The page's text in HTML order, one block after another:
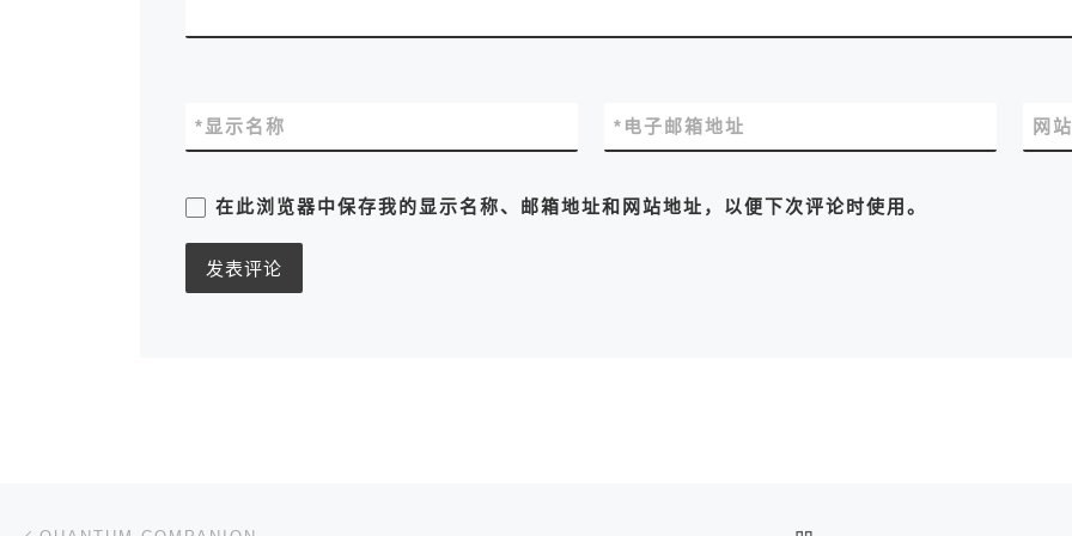
显示名称
* 电子邮箱地址
* 网
在此浏览器中保存我的显示名称、邮箱地址和网站地址，以便下次评论时使用。
文章导航